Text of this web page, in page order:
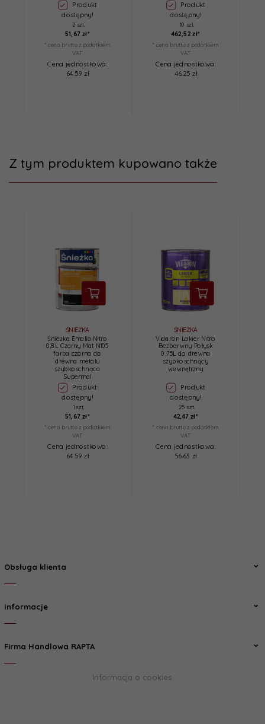
Produkt
dostępny!
2 szt.
51, 67 zł*
* cena brutto z podatkiem
VAT
Cena jednostkowa:
64.59 zł
Produkt
dostępny!
10 szt.
462,52 zł*
* cena brutto z podatkiem
VAT
Cena jednostkowa:
46.25 zł
Z tym produktem kupowano także
ŚNIEŻKA
Śnieżka Emalia Nitro
0,8L Czarny Mat N105
farba czarna do
drewna metalu
szybkoschnąca
Supermal
Produkt
dostępny!
1 szt.
51, 67 zł*
* cena brutto z podatkiem
VAT
Cena jednostkowa:
64.59 zł
ŚNIEŻKA
Vidaron Lakier Nitro
Bezbarwny Połysk
0,75L do drewna
szybkoschnący
wewnętrzny
Produkt
dostępny!
25 szt.
42,47 zł*
* cena brutto z podatkiem
VAT
Cena jednostkowa:
56.63 zł
Obsługa klienta
Informacje
Firma Handlowa RAPTA
Informacja o cookies